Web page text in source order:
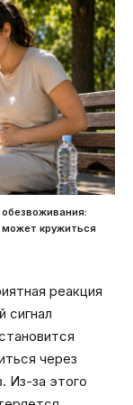
может кружиться
реакция
сигнал
через
Из-за этого